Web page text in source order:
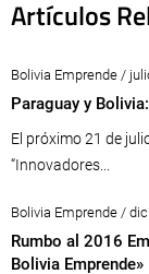
Artículos
Bolivia Emprende /
Paraguay y
El próximo 21 de
“Innovadores...
Bolivia Emprende /
Rumbo al 2016
Bolivia Emprende»